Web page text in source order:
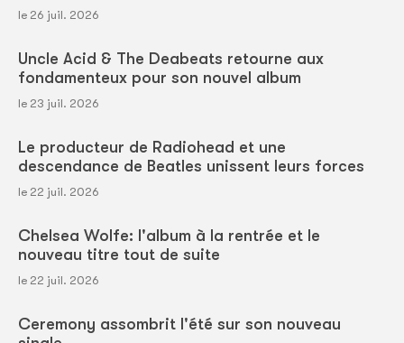
le 26 juil. 2026
Uncle Acid & The Deabeats retourne aux
fondamenteux pour son nouvel album
le 23 juil. 2026
Le producteur de Radiohead et une
descendance de Beatles unissent leurs forces
le 22 juil. 2026
Chelsea Wolfe: l'album à la rentrée et le
nouveau titre tout de suite
le 22 juil. 2026
Ceremony assombrit l'été sur son nouveau